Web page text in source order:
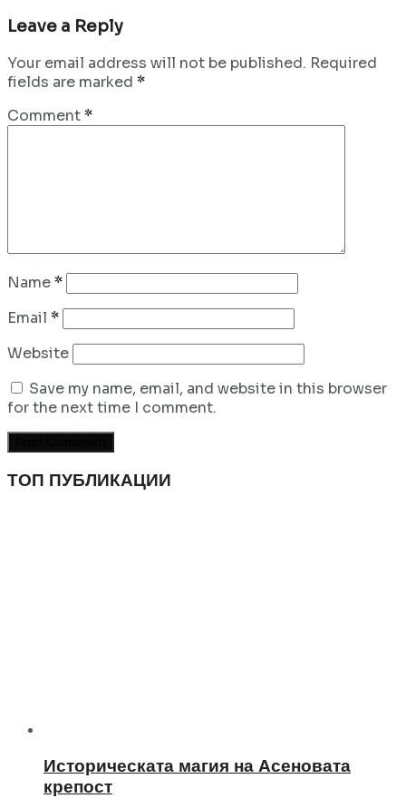
Leave a Reply
Your email address will not be published. Required
fields are marked *
Comment*
Name*
Email *
Website
Save my name, email, and website in this browser
for the next time I comment.
ТОП ПУБЛИКАЦИИ
Историческата магия на Асеновата
крепост